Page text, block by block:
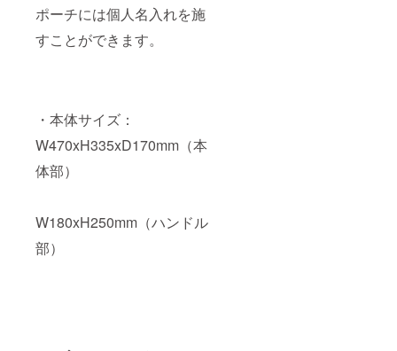
ポーチには個人名入れを施
すことができます。
・本体サイズ：
W470xH335xD170mm（本
体部）
W180xH250mm（ハンドル
部）